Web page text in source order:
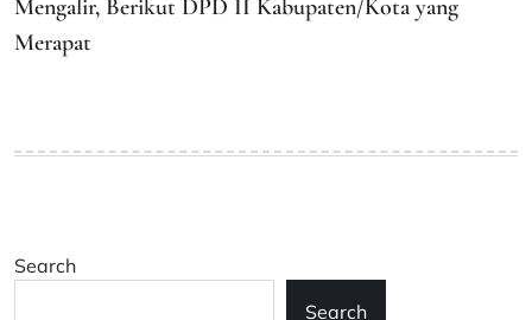
Mengalir, Berikut DPD II Kabupaten/Kota yang
Merapat
Search
Search